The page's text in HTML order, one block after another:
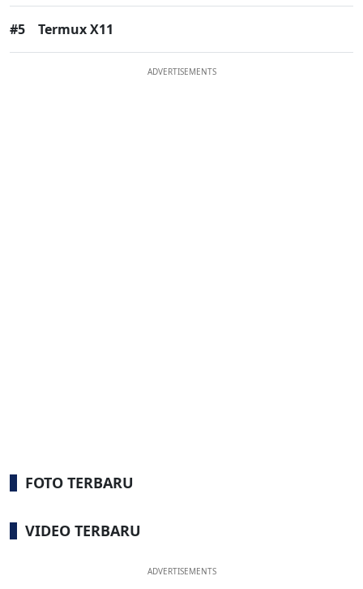
#5 Termux X11
ADVERTISEMENTS
FOTO TERBARU
VIDEO TERBARU
ADVERTISEMENTS